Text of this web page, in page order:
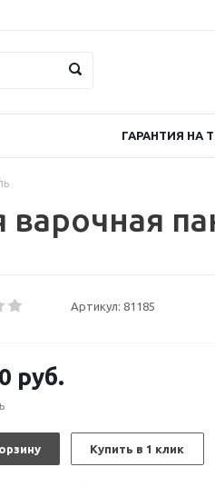
ГАРАНТИЯ НА
Артикул: 81185
руб.
Купить в 1 клик